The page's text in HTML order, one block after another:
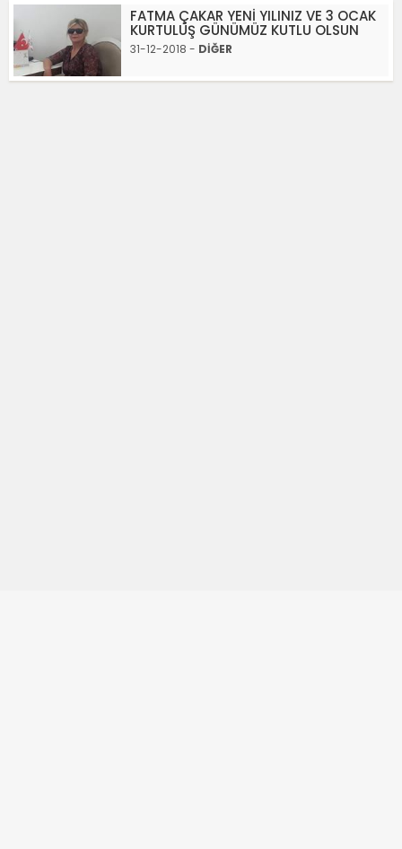
FATMA ÇAKAR YENİ YILINIZ VE 3 OCAK
KURTULUŞ GÜNÜMÜZ KUTLU OLSUN
31-12-2018 - DİĞER